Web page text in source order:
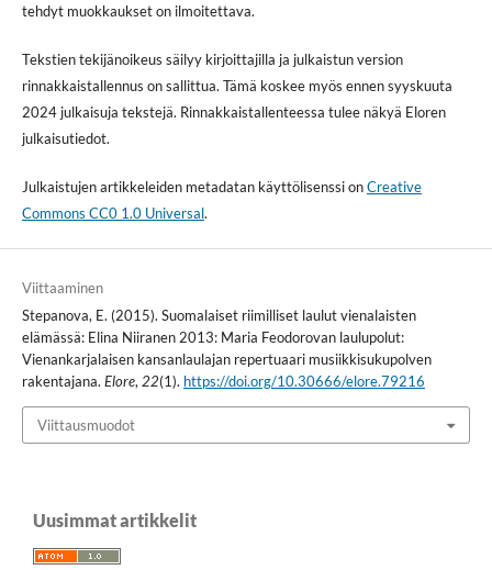
tehdyt muokkaukset on ilmoitettava.
Tekstien tekijänoikeus säilyy kirjoittajilla ja julkaistun version
rinnakkaistallennus on sallittua. Tämä koskee myös ennen syyskuuta
2024 julkaisuja tekstejä. Rinnakkaistallenteessa tulee näkyä Eloren
julkaisutiedot.
Julkaistujen artikkeleiden metadatan käyttölisenssi onCreative
Commons CC0 1.0 Universal.
Viittaaminen
Stepanova, E. (2015). Suomalaiset riimilliset laulut vienalaisten
elämässä: Elina Niiranen 2013: Maria Feodorovan laulupolut:
Vienankarjalaisen kansanlaulajan repertuaari musiikkisukupolven
rakentajana. Elore, 22(1). https://doi.org/10.30666/elore.79216
Viittausmuodot
Uusimmat artikkelit